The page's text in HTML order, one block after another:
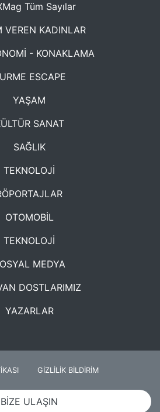
Tüm Sayılar
VEREN KADINLAR
- KONAKLAMA
ESCAPE
YAŞAM
SANAT
SAĞLIK
TEKNOLOJİ
OTOMOBİL
TEKNOLOJİ
MEDYA
DOSTLARIMIZ
YAZARLAR
GİZLİLİK BİLDİRİM
BİZE ULAŞIN